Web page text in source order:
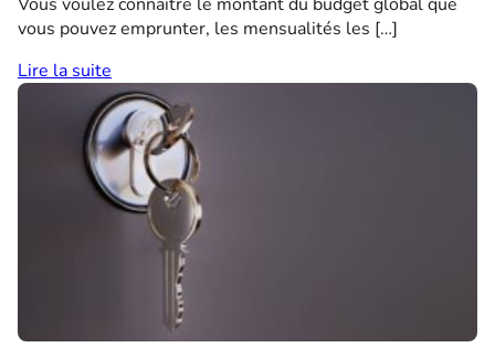
vous pouvez emprunter, les mensualités les […]
Lire la suite